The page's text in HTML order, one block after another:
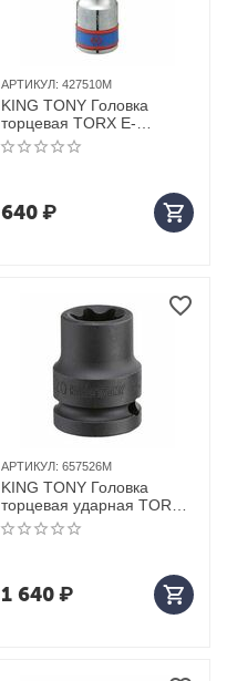
АРТИКУЛ: 427510M
KING TONY Головка
торцевая TORX Е-
стандарт 1/2", E10, L = 77
мм
640₽
АРТИКУЛ: 657526M
KING TONY Головка
торцевая ударная TORX
Е-стандарт 3/4", E26, L =
56 мм
1 640₽